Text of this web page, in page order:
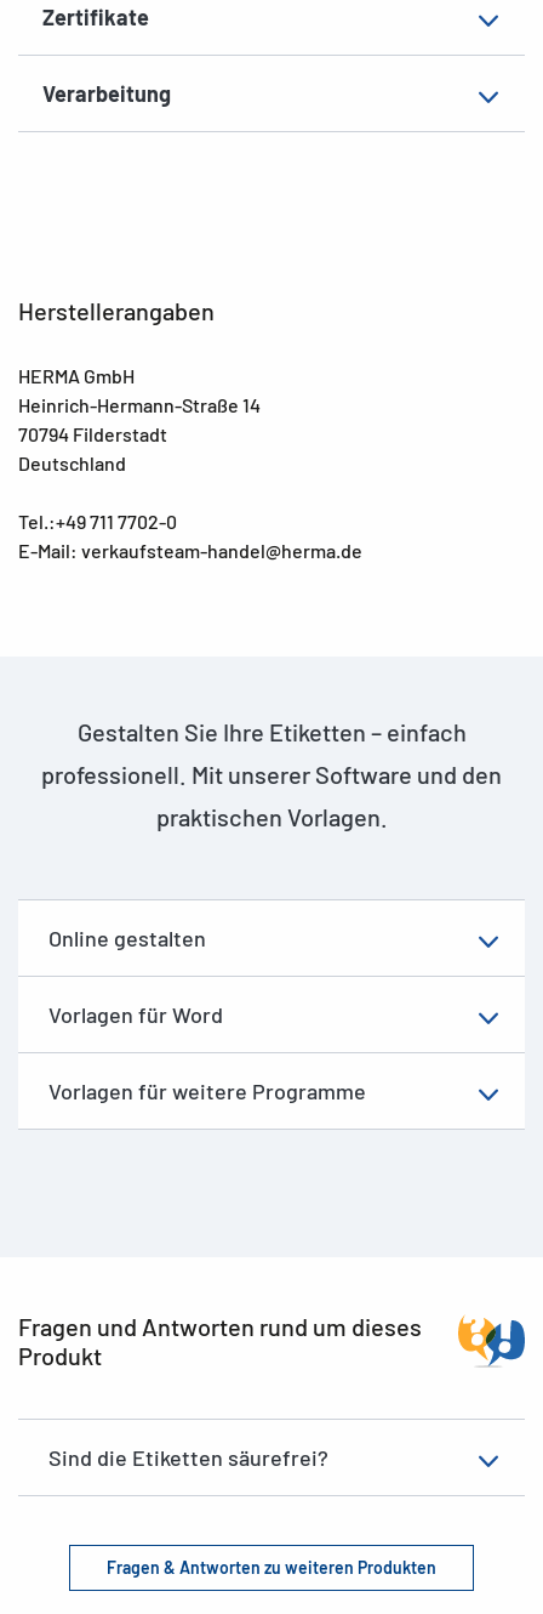
Zertifikate
Verarbeitung
Herstellerangaben
HERMA GmbH
Heinrich-Hermann-Straße 14
70794 Filderstadt
Deutschland
Tel.:+49 711 7702-0
E-Mail: verkaufsteam-handel@herma.de
Gestalten Sie Ihre Etiketten – einfach
professionell. Mit unserer Software und den
praktischen Vorlagen.
Online gestalten
Vorlagen für Word
Vorlagen für weitere Programme
Fragen und Antworten rund um dieses
Produkt
Sind die Etiketten säurefrei?
Fragen & Antworten zu weiteren Produkten